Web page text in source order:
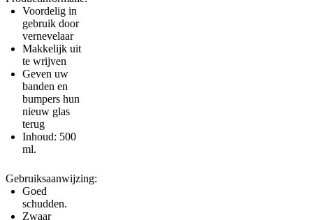
Voordelig in
gebruik door
vernevelaar
Makkelijk uit
te wrijven
Geven uw
banden en
bumpers hun
nieuw glas
terug
Inhoud: 500
ml.
Gebruiksaanwijzing:
Goed
schudden.
Zwaar